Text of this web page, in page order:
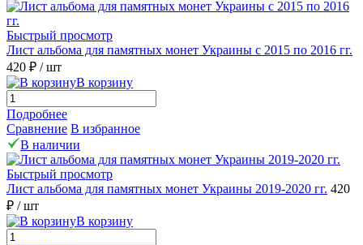
Быстрый просмотр
Лист альбома для памятных монет Украины с 2015 по 2016 гг.
420 ₽ / шт
В корзину
Подробнее
Сравнение В избранное
В наличии
Быстрый просмотр
Лист альбома для памятных монет Украины 2019-2020 гг. 420
₽ / шт
В корзину